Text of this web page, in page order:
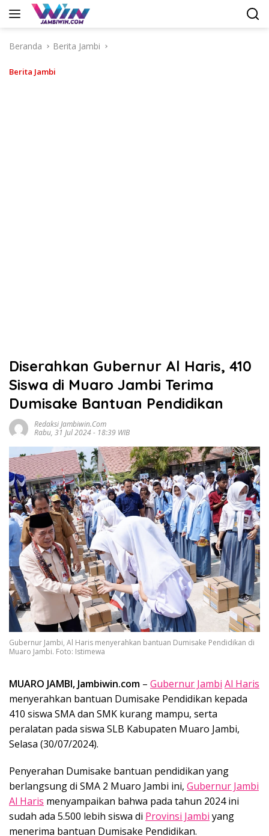
Langsung
Beranda
Berita Jambi
Berita Jambi
Diserahkan Gubernur Al Haris, 410
Siswa di Muaro Jambi Terima
Dumisake Bantuan Pendidikan
Redaksi Jambiwin.com
Rabu, 31 Jul 2024 - 18:39 WIB
Gubernur Jambi, Al Haris menyerahkan bantuan Dumisake Pendidikan di
Muaro Jambi. Foto: Istimewa
MUARO JAMBI, Jambiwin.com – Gubernur Jambi Al Haris
menyerahkan bantuan Dumisake Pendidikan kepada
410 siswa SMA dan SMK kurang mampu, serta
peralatan pada siswa SLB Kabupaten Muaro Jambi,
Selasa (30/07/2024).
Penyerahan Dumisake bantuan pendidikan yang
berlangsung di SMA 2 Muaro Jambi ini, Gubernur Jambi
Al Haris menyampaikan bahwa pada tahun 2024 ini
sudah ada 5.500 lebih siswa di Provinsi Jambi yang
menerima bantuan Dumisake Pendidikan.